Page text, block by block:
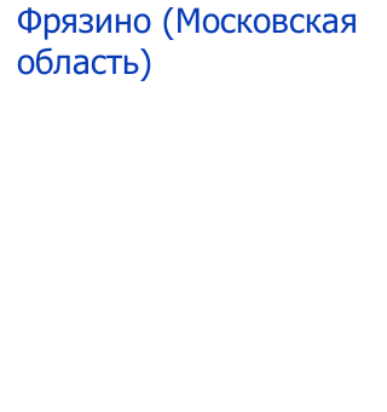
Фрязино (Московская
область)